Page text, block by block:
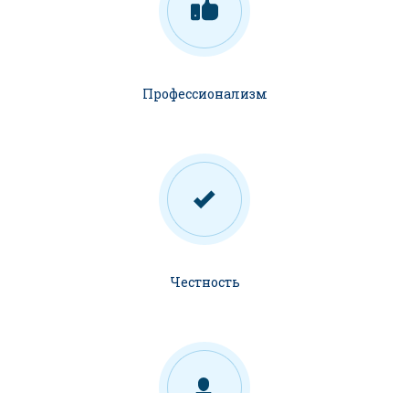
Профессионализм
Честность